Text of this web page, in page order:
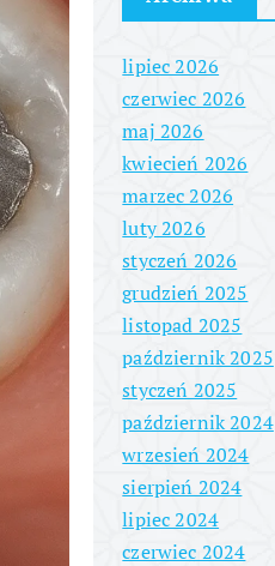
lipiec 2026
czerwiec 2026
maj 2026
kwiecień 2026
marzec 2026
luty 2026
styczeń 2026
grudzień 2025
listopad 2025
październik 2025
styczeń 2025
październik 2024
wrzesień 2024
sierpień 2024
lipiec 2024
czerwiec 2024